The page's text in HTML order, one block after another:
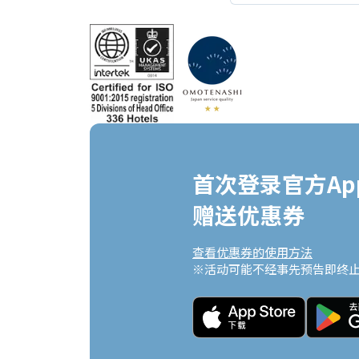
首次登录官方
赠送优惠券
查看优惠券的使用方法
※活动可能不经事先预告即终